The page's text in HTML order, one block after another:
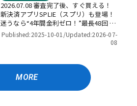
2026.07.08 審査完了後、すぐ買える！
新決済アプリSPLIE（スプリ）も登場！
迷うなら“4年間金利ゼロ！”最長48回 無
金利キャンペーン
Published:2025-10-01/Updated:2026-07-
08
MORE